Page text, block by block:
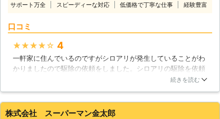
す。我々西部消毒はそんな函館などの
毒ではより効果の高いシロアリ駆除を
目指し、複数の駆除方法を行えるよう
に準備が整っています。特に近年施工
件数も増えているセントリコンシステ
ムは、薬液の散布なしにシロアリの駆
除、再発生の抑制を行える重要なシス
サポート万全 スピーディーな対応 低価格で丁寧な仕事 経験豊富
口コミ
★★★★★ 4
一軒家に住んでいるのですがシロアリが発生していることがわ
かりましたので駆除の依頼をしました。シロアリの駆除を依頼
したのは初めてなので費用については思ったより安い程度の感
し、依頼してよかったなと思います。
続きを読む
株式会社 スーパーマン金太郎